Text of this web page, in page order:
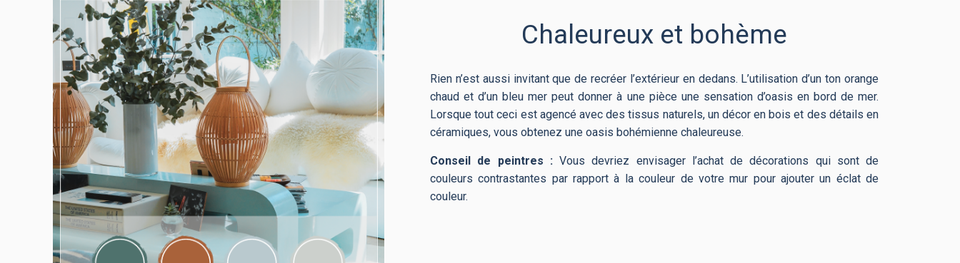
Chaleureux et bohème
Rien n’est aussi invitant que de recréer l’extérieur en dedans. L’utilisation d’un ton orange
chaud et d’un bleu mer peut donner à une pièce une sensation d’oasis en bord de mer.
Lorsque tout ceci est agencé avec des tissus naturels, un décor en bois et des détails en
céramiques, vous obtenez une oasis bohémienne chaleureuse.
Conseil de peintres : Vous devriez envisager l’achat de décorations qui sont de
couleurs contrastantes par rapport à la couleur de votre mur pour ajouter un éclat de
couleur.